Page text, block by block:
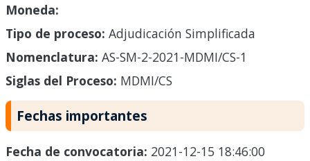
Moneda:
Tipo de proceso: Adjudicación Simplificada
Nomenclatura: AS-SM-2-2021-MDMI/CS-1
Siglas del Proceso: MDMI/CS
Fechas importantes
Fecha de convocatoria: 2021-12-15 18:46:00